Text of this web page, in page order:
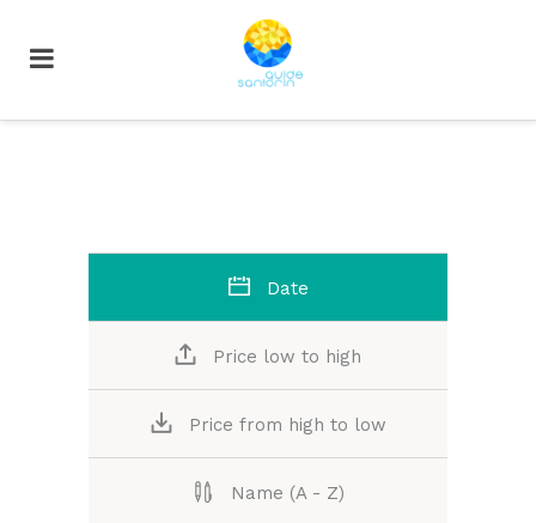
Date
Price low to high
Price from high to low
Name (A - Z)